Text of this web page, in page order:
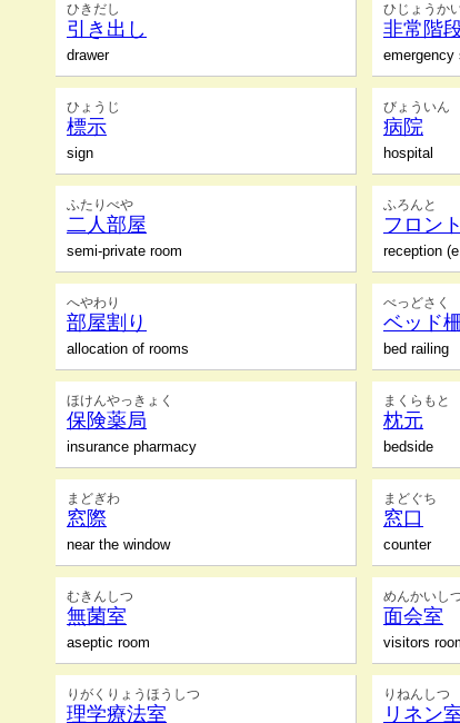
ひきだし
引き出し
drawer
ひじょうか
非常階
emergency
ひょうじ
標示
sign
びょういん
病院
hospital
ふたりべや
二人部屋
semi-private room
ふろんと
フロント
reception
へやわり
部屋割り
allocation of rooms
べっどさく
ベッド
bed railing
ほけんやっきょく
保険薬局
insurance pharmacy
まくらもと
枕元
bedside
まどぎわ
窓際
near the window
まどぐち
窓口
counter
むきんしつ
無菌室
aseptic room
めんかいし
面会室
visitors
りがくりょうほうしつ
理学療法室
りねんしつ
リネン